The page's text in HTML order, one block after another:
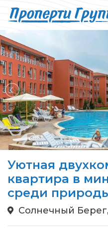
Уютная
квартира в
среди
Солнечный